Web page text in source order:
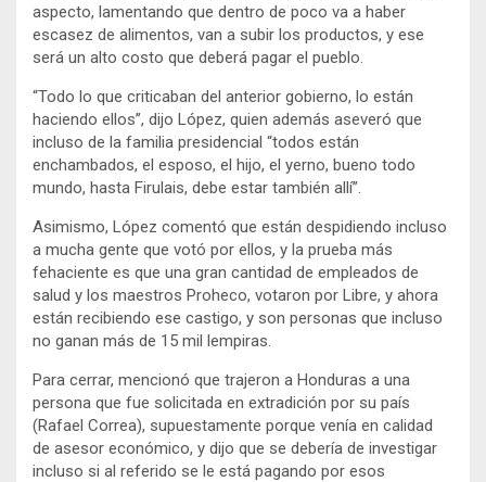
aspecto, lamentando que dentro de poco va a haber
escasez de alimentos, van a subir los productos, y ese
será un alto costo que deberá pagar el pueblo.
“Todo lo que criticaban del anterior gobierno, lo están
haciendo ellos”, dijo López, quien además aseveró que
incluso de la familia presidencial “todos están
enchambados, el esposo, el hijo, el yerno, bueno todo
mundo, hasta Firulais, debe estar también allí”.
Asimismo, López comentó que están despidiendo incluso
a mucha gente que votó por ellos, y la prueba más
fehaciente es que una gran cantidad de empleados de
salud y los maestros Proheco, votaron por Libre, y ahora
están recibiendo ese castigo, y son personas que incluso
no ganan más de 15 mil lempiras.
Para cerrar, mencionó que trajeron a Honduras a una
persona que fue solicitada en extradición por su país
(Rafael Correa), supuestamente porque venía en calidad
de asesor económico, y dijo que se debería de investigar
incluso si al referido se le está pagando por esos